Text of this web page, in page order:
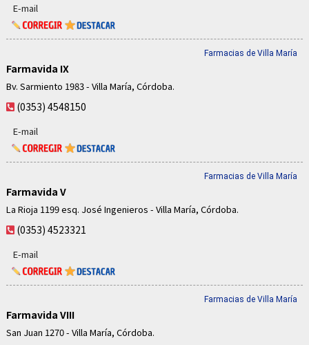
E-mail
Farmacias de Villa María
Farmavida IX
Bv. Sarmiento 1983 - Villa María, Córdoba.
(0353) 4548150
E-mail
Farmacias de Villa María
Farmavida V
La Rioja 1199 esq. José Ingenieros - Villa María, Córdoba.
(0353) 4523321
E-mail
Farmacias de Villa María
Farmavida VIII
San Juan 1270 - Villa María, Córdoba.